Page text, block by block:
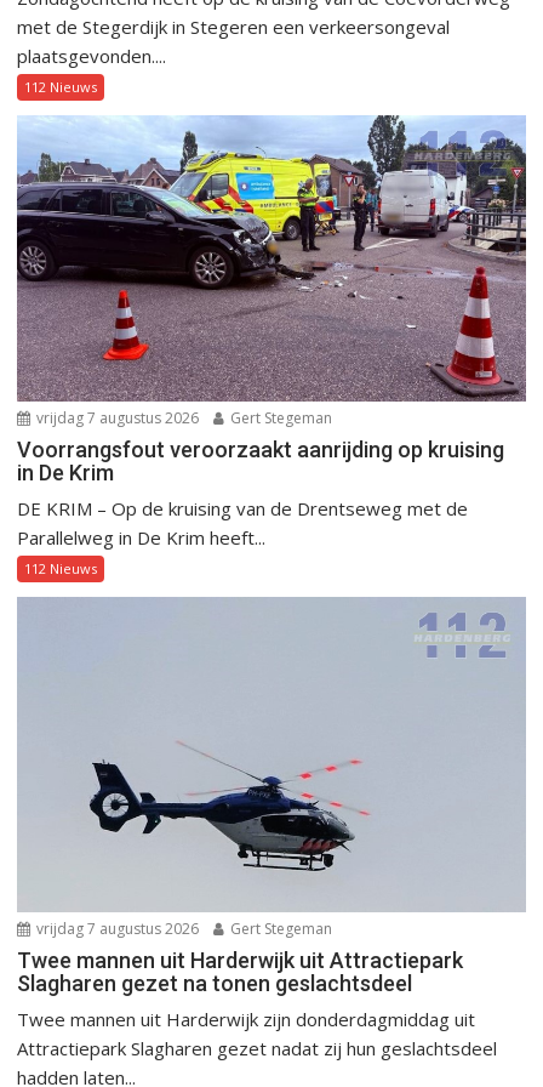
met de Stegerdijk in Stegeren een verkeersongeval
plaatsgevonden....
112 Nieuws
vrijdag 7 augustus 2026 Gert Stegeman
Voorrangsfout veroorzaakt aanrijding op kruising
in De Krim
DE KRIM – Op de kruising van de Drentseweg met de
Parallelweg in De Krim heeft...
112 Nieuws
vrijdag 7 augustus 2026 Gert Stegeman
Twee mannen uit Harderwijk uit Attractiepark
Slagharen gezet na tonen geslachtsdeel
Twee mannen uit Harderwijk zijn donderdagmiddag uit
Attractiepark Slagharen gezet nadat zij hun geslachtsdeel
hadden laten...